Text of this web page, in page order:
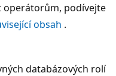
operátorům, podívejte
obsah .
databázových rolí